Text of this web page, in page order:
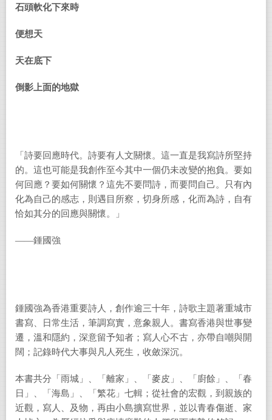
石頭軟化下來時
便想天
天在底下
倒影上面的地獄
「詩要回應時代。詩要有人文關懷。這一直是我寫詩所堅持
的。這也可能是我創作至今其中一個仍未改變的抱負。要如
何回應？要如何關懷？這先不要問詩，而要問自己。只有內
化為自己的感志，則遇目所察，切身所感，化而為詩，自有
恰如其分的回應與關懷。」
——鍾國強
鍾國強為香港重要詩人，創作逾三十年，詩歌主題著重城市
書寫、日常生活，筆調寫實，意象親人。書寫香港與世事變
遷，溫和隱約，深意留予知者；寫人心不古，亦帶自嘲與開
闊；記錄時代大事與凡人死生，收斂深沉。
本書共分「雨城」、「離家」、「麥皮」、「廚餘」、「春
日」、「海島」、「繁花」七輯；從社會的宏觀，到親族的
近觀，寫人、及物，再由小島擴寫世界，並以青春傷逝、家